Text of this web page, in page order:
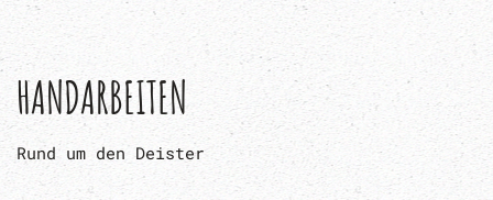
HANDARBEITEN
Rund um den Deister